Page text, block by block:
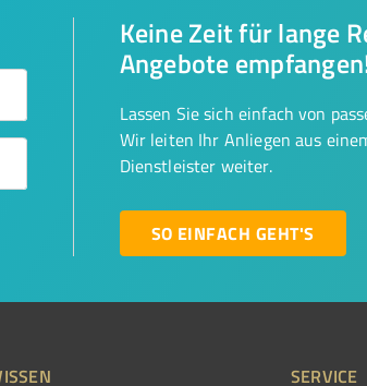
Keine Zeit für lange
Angebote
Lassen Sie sich einfach von
Wir leiten Ihr Anliegen aus
Dienstleister weiter.
SO EINFACH GEHT'S
SERVICE